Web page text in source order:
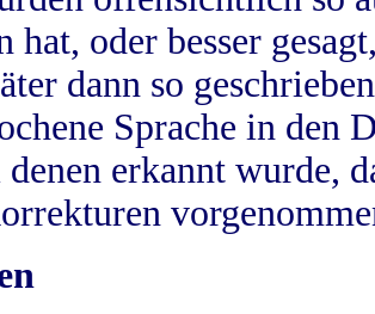
hat, oder besser
dann so
Sprache in
erkannt wurde,